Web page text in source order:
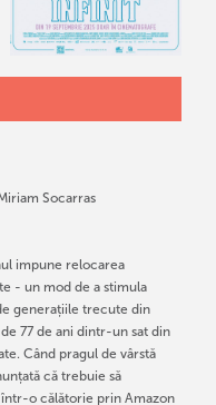
Socarras
impune relocarea
- un mod de a stimula
generațiile trecute din
77 de ani dintr-un sat din
Când pragul de vârstă
că trebuie să
într-o călătorie prin Amazon